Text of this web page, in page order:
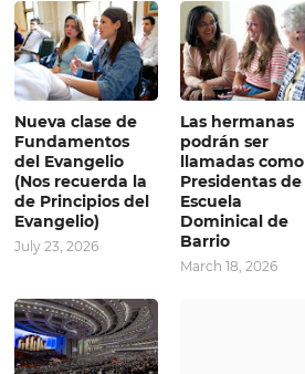
Nueva clase de
Fundamentos
del Evangelio
(Nos recuerda la
de Principios del
Evangelio)
July 23, 2026
Las hermanas
podrán ser
llamadas como
Presidentas de
Escuela
Dominical de
Barrio
March 18, 2026